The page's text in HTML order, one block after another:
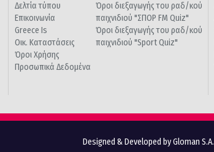
Δελτία τύπου
Επικοινωνία
Greece Is
Οικ. Καταστάσεις
Όροι Χρήσης
Προσωπικά Δεδομένα
Όροι διεξαγωγής του ραδ/κού
παιχνιδιού "ΣΠΟΡ FM Quiz"
Όροι διεξαγωγής του ραδ/κού
παιχνιδιού "Sport Quiz"
Designed & Developed by Gloman S.A.